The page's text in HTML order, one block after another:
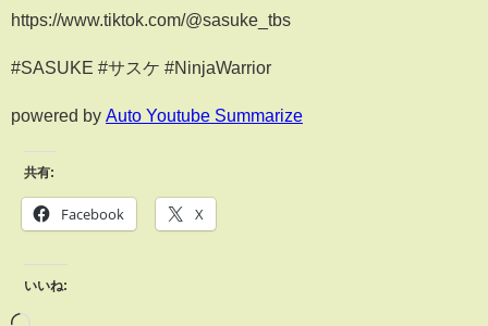
https://www.tiktok.com/@sasuke_tbs
#SASUKE #サスケ #NinjaWarrior
powered by Auto Youtube Summarize
共有:
Facebook X
いいね: